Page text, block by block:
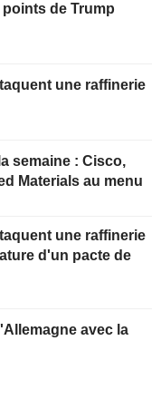
points de Trump
une raffinerie
semaine : Cisco,
Materials au menu
une raffinerie
d'un pacte de
avec la